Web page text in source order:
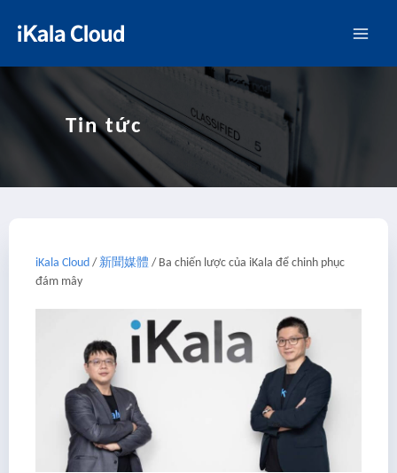
Tin tức
iKala Cloud / 新聞媒體 / Ba chiến lược của iKala để chinh phục
đám mây